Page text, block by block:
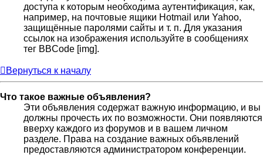
доступа к которым необходима аутентификация, как,
например, на почтовые ящики Hotmail или Yahoo,
защищённые паролями сайты и т. п. Для указания
ссылок на изображения используйте в сообщениях
тег BBCode [img].
Вернуться к началу
Что такое важные объявления?
Эти объявления содержат важную информацию, и вы
должны прочесть их по возможности. Они появляются
вверху каждого из форумов и в вашем личном
разделе. Права на создание важных объявлений
предоставляются администратором конференции.